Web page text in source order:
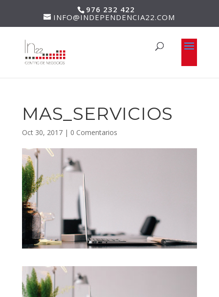
976 232 422
INFO@INDEPENDENCIA22.COM
MAS_SERVICIOS
Oct 30, 2017| 0 Comentarios